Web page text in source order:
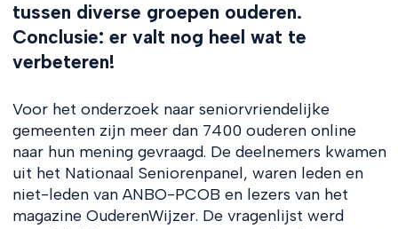
tussen diverse groepen ouderen.
Conclusie: er valt nog heel wat te
verbeteren!
Voor het onderzoek naar seniorvriendelijke
gemeenten zijn meer dan 7400 ouderen online
naar hun mening gevraagd. De deelnemers kwamen
uit het Nationaal Seniorenpanel, waren leden en
niet-leden van ANBO-PCOB en lezers van het
magazine OuderenWijzer. De vragenlijst werd